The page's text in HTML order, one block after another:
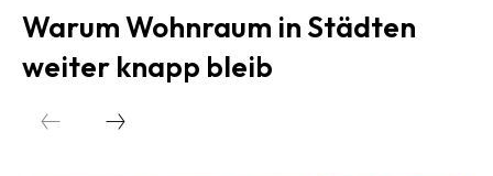
Warum Wohnraum in Städten
weiter knapp bleib